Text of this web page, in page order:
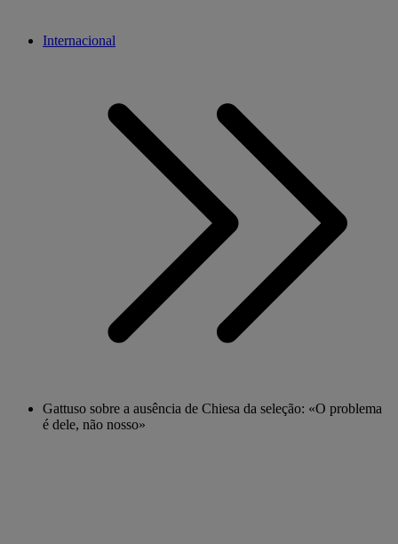
Internacional
Gattuso sobre a ausência de Chiesa da seleção: «O problema
é dele, não nosso»